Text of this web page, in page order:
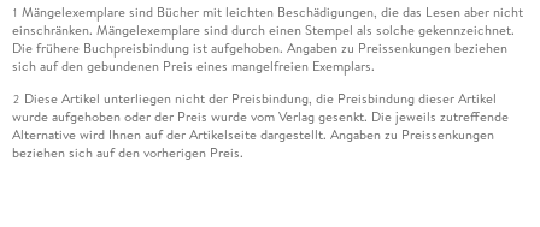
1 Mängelexemplare sind Bücher mit leichten Beschädigungen, die das Lesen aber nicht
einschränken. Mängelexemplare sind durch einen Stempel als solche gekennzeichnet.
Die frühere Buchpreisbindung ist aufgehoben. Angaben zu Preissenkungen beziehen
sich auf den gebundenen Preis eines mangelfreien Exemplars.
2 Diese Artikel unterliegen nicht der Preisbindung, die Preisbindung dieser Artikel
wurde aufgehoben oder der Preis wurde vom Verlag gesenkt. Die jeweils zutreffende
Alternative wird Ihnen auf der Artikelseite dargestellt. Angaben zu Preissenkungen
beziehen sich auf den vorherigen Preis.